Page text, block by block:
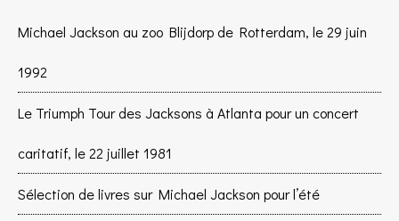
Michael Jackson au zoo Blijdorp de Rotterdam, le 29 juin
1992
Le Triumph Tour des Jacksons à Atlanta pour un concert
caritatif, le 22 juillet 1981
Sélection de livres sur Michael Jackson pour l’été